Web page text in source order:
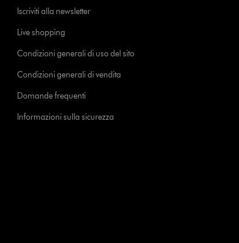
Iscriviti alla newsletter
Live shopping
Condizioni generali di uso del sito
Condizioni generali di vendita
Domande frequenti
Informazioni sulla sicurezza